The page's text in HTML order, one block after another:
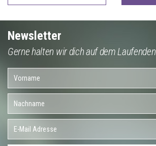
Newsletter
Gerne halten wir dich auf dem Laufenden